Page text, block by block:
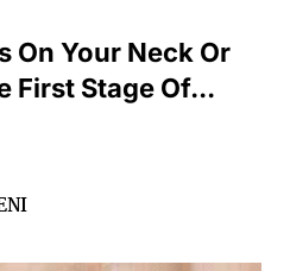
On Your Neck Or
First Stage Of...